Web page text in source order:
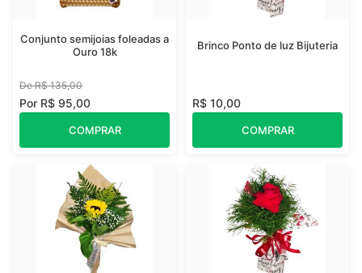
Conjunto semijoias foleadas a
Ouro 18k
De R$ 135,00
Por R$ 95,00
COMPRAR
Brinco Ponto de luz Bijuteria
R$ 10,00
COMPRAR